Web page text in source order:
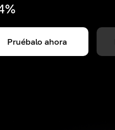
Pruébalo ahora